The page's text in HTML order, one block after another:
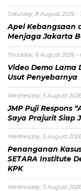
Saturday, 8 August 2026 -
Apel Kebangsaan
Menjaga Jakarta
Thursday, 6 August 2026 -
Video Demo Lama
Usut Penyebarnya
Wednesday, 5 August
JMP Puji Respons
Saya Prajurit Siap
Wednesday, 5 August
Penanganan
SETARA Institute
KPK
Wednesday, 5 August